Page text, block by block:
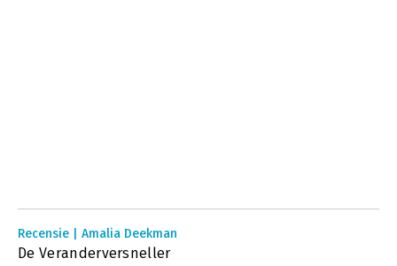
Recensie | Amalia Deekman
De Veranderversneller